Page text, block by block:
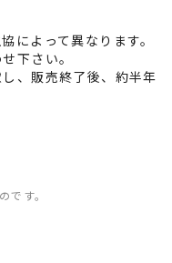
によって異なります。
下さい。
、販売終了後、約半年
です。